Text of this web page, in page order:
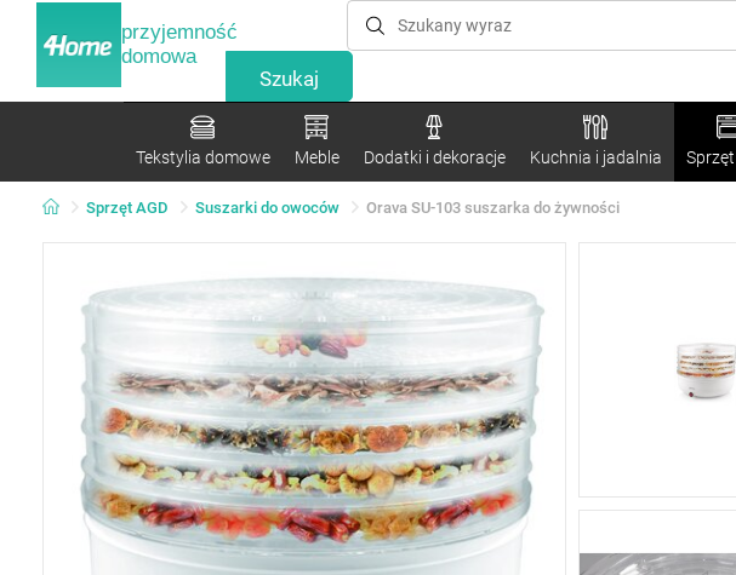
przyjemność
domowa
Tekstylia domowe Meble Dodatki i dekoracje Kuchnia i jadalnia
Sprzęt AGD Suszarki do owoców Orava SU-103 suszarka do żywności